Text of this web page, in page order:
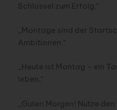
Schlüssel zum Erfolg.“
„Montage sind der
Ambitionen.“
„Heute ist Montag – ein
leben.“
„Guten Morgen! Nutze